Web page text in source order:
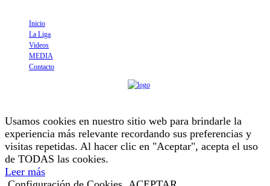
Inicio
La Liga
Videos
MEDIA
Contacto
Usamos cookies en nuestro sitio web para brindarle la
experiencia más relevante recordando sus preferencias y
visitas repetidas. Al hacer clic en "Aceptar", acepta el uso
de TODAS las cookies.
Leer más